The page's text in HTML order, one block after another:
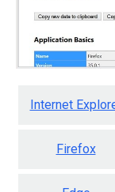
Internet
Firefox